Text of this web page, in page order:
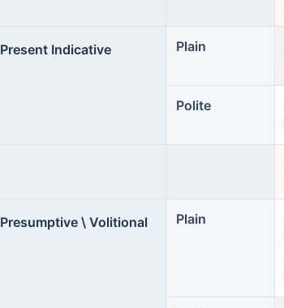
Present Indicative Plain
Polite
Presumptive \ Volitional Plain